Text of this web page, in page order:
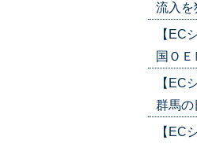
流入を
【EC
国Ｏ
【EC
群馬の
【EC